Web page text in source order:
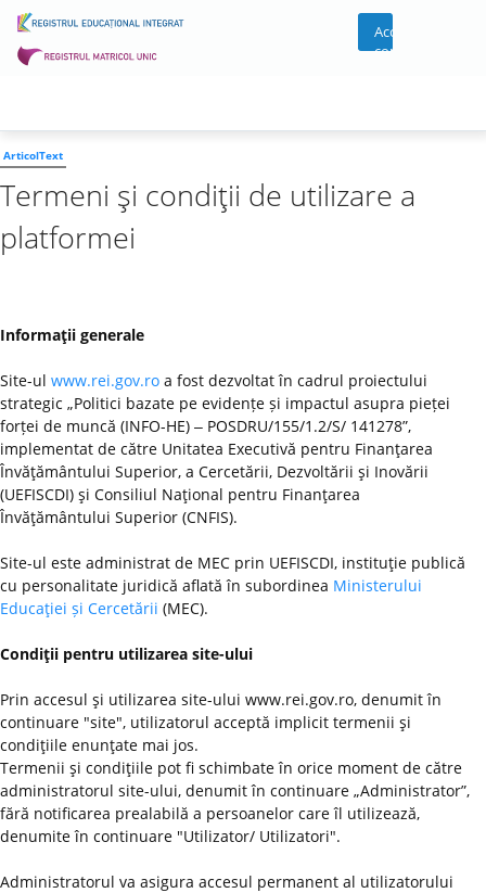
Acces
cont
ArticolText
Termeni şi condiţii de utilizare a
platformei
Informaţii generale
Site-ul www.rei.gov.ro a fost dezvoltat în cadrul proiectului
strategic „Politici bazate pe evidențe și impactul asupra pieței
forței de muncă (INFO-HE) ‒ POSDRU/155/1.2/S/ 141278”,
implementat de către Unitatea Executivă pentru Finanţarea
Învăţământului Superior, a Cercetării, Dezvoltării şi Inovării
(UEFISCDI) şi Consiliul Naţional pentru Finanţarea
Învăţământului Superior (CNFIS).
Site-ul este administrat de MEC prin UEFISCDI, instituţie publică
cu personalitate juridică aflată în subordinea Ministerului
Educaţiei și Cercetării (MEC).
Condiţii pentru utilizarea site-ului
Prin accesul şi utilizarea site-ului www.rei.gov.ro, denumit în
continuare "site", utilizatorul acceptă implicit termenii şi
condiţiile enunţate mai jos.
Termenii şi condiţiile pot fi schimbate în orice moment de către
administratorul site-ului, denumit în continuare „Administrator”,
fără notificarea prealabilă a persoanelor care îl utilizează,
denumite în continuare "Utilizator/ Utilizatori".
Administratorul va asigura accesul permanent al utilizatorului